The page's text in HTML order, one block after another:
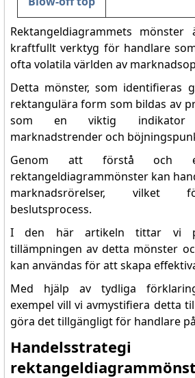
Rektangeldiagrammets
kraftfullt verktyg för handlare
ofta volatila världen av
Detta mönster, som identifieras
rektangulära form som bildas av
som en viktig indikator
marknadstrender och
Genom att förstå och
rektangeldiagrammönster kan
marknadsrörelser, vilket
beslutsprocess.
I den här artikeln tittar vi
tillämpningen av detta mönster
kan användas för att skapa
Med hjälp av tydliga
exempel vill vi avmystifiera detta
göra det tillgängligt för handlare